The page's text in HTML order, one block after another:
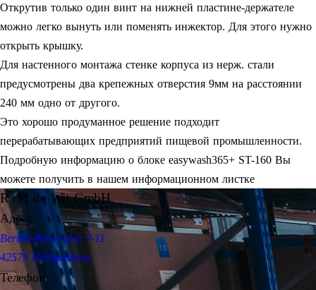
Открутив только один винт на нижней пластине-держателе
можно легко вынуть или поменять инжектор. Для этого нужно
открыть крышку.
Для настенного монтажа стенке корпуса из нерж. стали
предусмотрены два крепежных отверстия 9мм на расстоянии
240 мм одно от другого.
Это хорошо продуманное решение подходит
перерабатывающих предприятий пищевой промышленности.
Подробную информацию о блоке easywash365+ ST-160 Вы
можете получить в нашем информационном листке
R+M de Wit GmbH
Адрес
Bertha-Benz-Allee 7-11
42579 Heiligenhaus
Телефон